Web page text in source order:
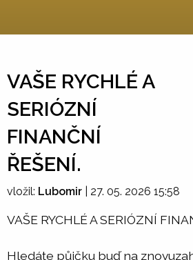
VAŠE RYCHLÉ A
SERIÓZNÍ
FINANČNÍ
ŘEŠENÍ.
vložil: Lubomir 27. 05. 2026 15:58
VAŠE RYCHLÉ A SERIÓZNÍ
Hledáte půjčku buď na